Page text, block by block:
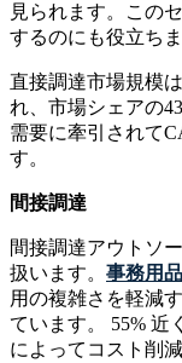
見られます。この
するのにも役立ちま
直接調達市場規模
れ、市場シェアの
需要に牽引されて
す。
間接調達
間接調達アウトソ
扱います。 事務用品
用の複雑さを軽減
ています。 55% 近
によってコスト削